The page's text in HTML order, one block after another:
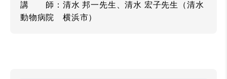
講 師：清水 邦一先生、清水 宏子先生（清水
動物病院 横浜市）